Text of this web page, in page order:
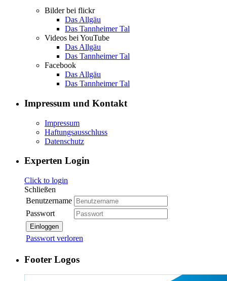
Bilder bei flickr
Das Allgäu
Das Tannheimer Tal
Videos bei YouTube
Das Allgäu
Das Tannheimer Tal
Facebook
Das Allgäu
Das Tannheimer Tal
Impressum und Kontakt
Impressum
Haftungsausschluss
Datenschutz
Experten Login
Click to login
Schließen
Benutzername
Passwort
Einloggen
Passwort verloren
Footer Logos